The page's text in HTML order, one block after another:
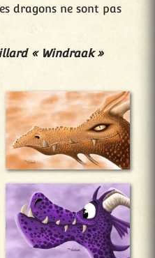
dragons ne sont pas
« Windraak »